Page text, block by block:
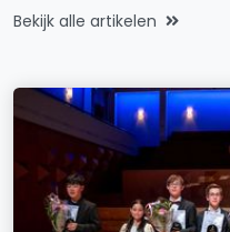
Bekijk alle artikelen